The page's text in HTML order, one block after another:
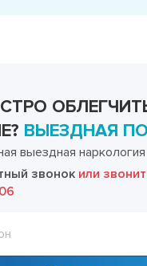
ВЫЕЗДНАЯ
выездная наркология
звонок или